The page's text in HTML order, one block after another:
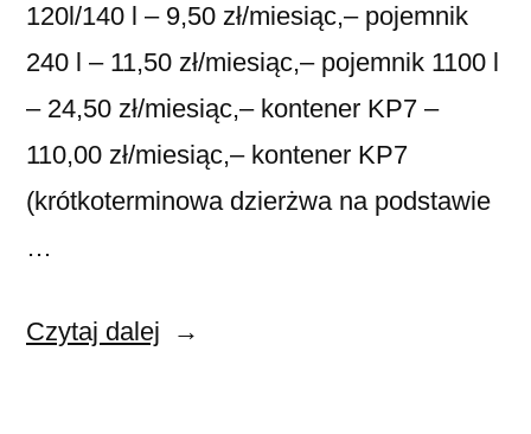
120l/140 l – 9,50 zł/miesiąc,– pojemnik
240 l – 11,50 zł/miesiąc,– pojemnik 1100 l
– 24,50 zł/miesiąc,– kontener KP7 –
110,00 zł/miesiąc,– kontener KP7
(krótkoterminowa dzierżwa na podstawie
…
Czytaj dalej